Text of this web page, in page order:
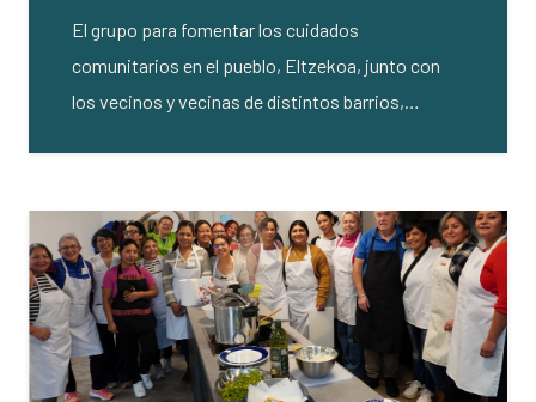
El grupo para fomentar los cuidados
comunitarios en el pueblo, Eltzekoa, junto con
los vecinos y vecinas de distintos barrios,…